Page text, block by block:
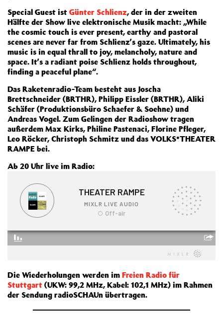
Special Guest ist Günter Schlienz, der in der zweiten
Hälfte der Show live elektronische Musik macht: „While
the cosmic touch is ever present, earthy and pastoral
scenes are never far from Schlienz’s gaze. Ultimately, his
music is in equal thrall to joy, melancholy, nature and
space. It’s a radiant poise Schlienz holds throughout,
finding a peaceful plane“.
Das Raketenradio-Team besteht aus Joscha
Brettschneider (BRTHR), Philipp Eissler (BRTHR), Aliki
Schäfer (Produktionsbüro Schaefer & Soehne) und
Andreas Vogel. Zum Gelingen der Radioshow tragen
außerdem Max Kirks, Philine Pastenaci, Florine Pfleger,
Leo Röcker, Christoph Schmitz und das VOLKS*THEATER
RAMPE bei.
Ab 20 Uhr live im Radio:
Die Wiederholungen werden im Freien Radio für
Stuttgart (UKW: 99,2 MHz, Kabel: 102,1 MHz) im Rahmen
der Sendung radioSCHAUn übertragen.